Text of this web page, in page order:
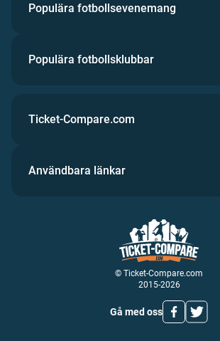
Populära fotbollsevenemang
Populära fotbollsklubbar
© Ticket-Compare.com
2015-2026
Gå med oss
Ticket-Compare.com
Användbara länkar